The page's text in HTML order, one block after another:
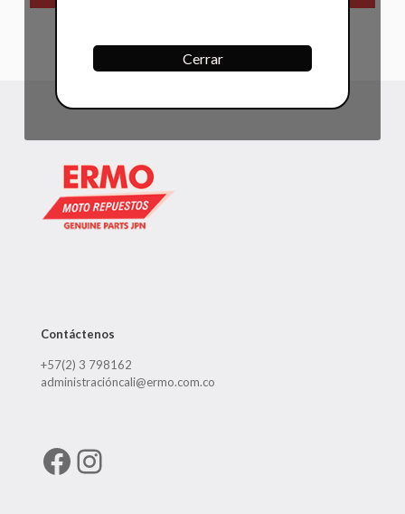
Contáctenos
+57(2) 3 798162
administracióncali@ermo.com.co
Facebook
Instagram
Cerrar